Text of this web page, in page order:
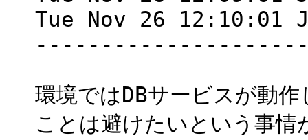
Tue Nov 26 12:10:01
環境ではDBサービスが動
ことは避けたいという事情